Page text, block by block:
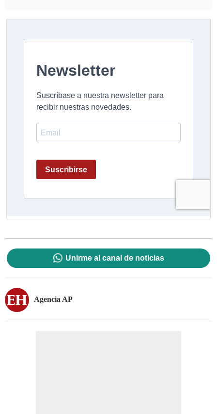
Unirme al canal de noticias
Agencia AP